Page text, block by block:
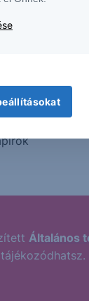
jellemzően
A Strukturált
Általános
tájékozódhatsz.